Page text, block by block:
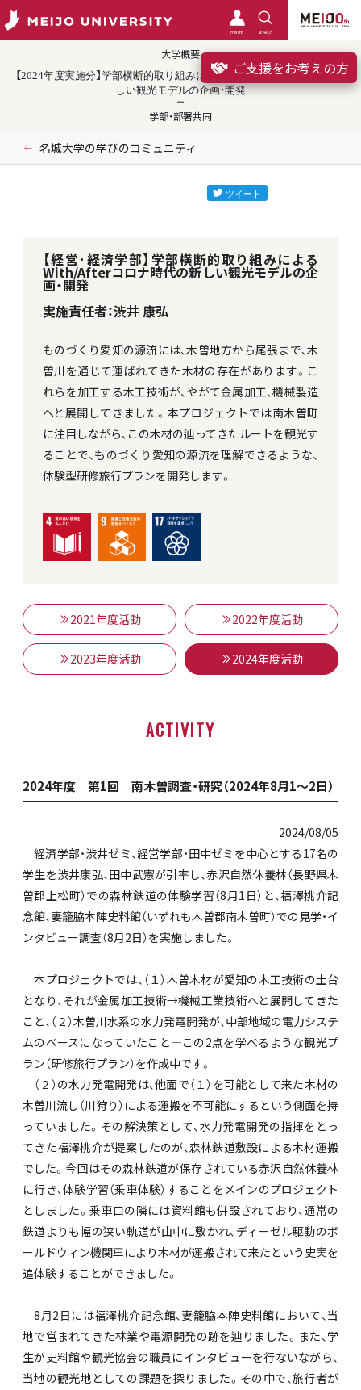
meimo SEARCH
ご支援をお考えの方
大学概要
【2024年度実施分】学部横断的取り組みによるWith/Afterコロナ時代の新
しい観光モデルの企画・開発
学部・部署共同
名城大学の学びのコミュニティ
【経営･経済学部】学部横断的取り組みによる
With/Afterコロナ時代の新しい観光モデルの企
画・開発
実施責任者：渋井 康弘
ものづくり愛知の源流には、木曽地方から尾張まで、木
曽川を通じて運ばれてきた木材の存在があります。こ
れらを加工する木工技術が、やがて金属加工、機械製造
へと展開してきました。本プロジェクトでは南木曽町
に注目しながら、この木材の辿ってきたルートを観光す
ることで、ものづくり愛知の源流を理解できるような、
体験型研修旅行プランを開発します。
2021年度活動 2022年度活動
2023年度活動 2024年度活動
ACTIVITY
2024年度 第1回 南木曽調査・研究（2024年8月1～2日）
2024/08/05
経済学部・渋井ゼミ、経営学部・田中ゼミを中心とする17名の
学生を渋井康弘、田中武憲が引率し、赤沢自然休養林（長野県木
曽郡上松町）での森林鉄道の体験学習（8月1日）と、福澤桃介記
念館、妻籠脇本陣史料館（いずれも木曽郡南木曽町）での見学・イ
ンタビュー調査（8月2日）を実施しました。
本プロジェクトでは、（１）木曽木材が愛知の木工技術の土台
となり、それが金属加工技術→機械工業技術へと展開してきた
こと、（２）木曽川水系の水力発電開発が、中部地域の電力システ
ムのベースになっていたこと―この2点を学べるような観光プ
ラン（研修旅行プラン）を作成中です。
（２）の水力発電開発は、他面で（１）を可能として来た木材の
木曽川流し（川狩り）による運搬を不可能にするという側面を持
っていました。その解決策として、水力発電開発の指揮をとっ
てきた福澤桃介が提案したのが、森林鉄道敷設による木材運搬
でした。今回はその森林鉄道が保存されている赤沢自然休養林
に行き、体験学習（乗車体験）することをメインのプロジェクト
としました。乗車口の隣には資料館も併設されており、通常の
鉄道よりも幅の狭い軌道が山中に敷かれ、ディーゼル駆動のボ
ールドウィン機関車により木材が運搬されて来たという史実を
追体験することができました。
8月2日には福澤桃介記念館、妻籠脇本陣史料館において、当
地で営まれてきた林業や電源開発の跡を辿りました。また、学
生が史料館や観光協会の職員にインタビューを行ないながら、
当地の観光地としての課題を探りました。その中で、旅行者が